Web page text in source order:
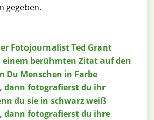
gegeben.
Fotojournalist Ted Grant
einem berühmten Zitat auf den
Du Menschen in Farbe
dann fotografierst du ihr
du sie in schwarz weiß
dann fotografierst du ihre